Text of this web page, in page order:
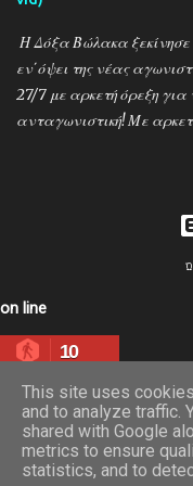
Η Δόξα Βώλακα ξεκίνησε
εν΄όψει της νέας
27/7 με αρκετή όρεξη
ανταγωνιστική! Με
προπονήσεις μέσα απο
Τεγξίζογλου
(ποδοσφαιριστής) και
on line
10
This site uses
and to analyze traffic.
shared with Google
metrics to ensure
statistics, and to